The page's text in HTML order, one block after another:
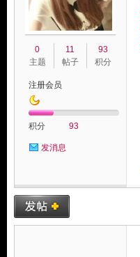
0
主题
11
帖子
93
积分
注册会员
积分 93
发消息